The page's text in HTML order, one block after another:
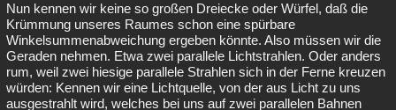
Nun kennen wir keine so großen Dreiecke oder Würfel, daß die
Krümmung unseres Raumes schon eine spürbare
Winkelsummenabweichung ergeben könnte. Also müssen wir die
Geraden nehmen. Etwa zwei parallele Lichtstrahlen. Oder anders
rum, weil zwei hiesige parallele Strahlen sich in der Ferne kreuzen
würden: Kennen wir eine Lichtquelle, von der aus Licht zu uns
ausgestrahlt wird, welches bei uns auf zwei parallelen Bahnen